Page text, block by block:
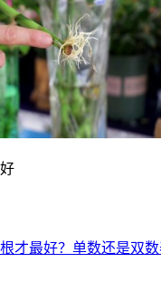
才最好？单数还是双